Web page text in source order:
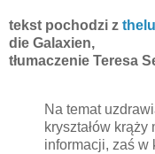
tekst pochodzi z
die Galaxien,
tłumaczenie Teresa
Na temat
kryształów
informacji, zaś w